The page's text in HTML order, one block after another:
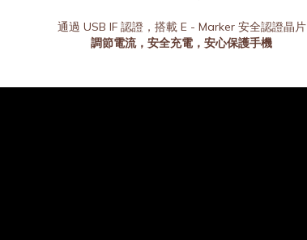
通過 USB IF 認證，搭載 E - Marker 安全認證晶片
調節電流，安全充電，安心保護手機